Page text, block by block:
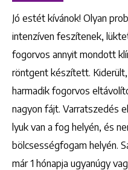
Jó estét kívánok! Olyan
intenzíven feszítenek,
fogorvos annyit mondott
röntgent készített.
harmadik fogorvos
nagyon fájt. Varratszedés
lyuk van a fog helyén, és
bölcsességfogam helyén.
már 1 hónapja ugyanúgy